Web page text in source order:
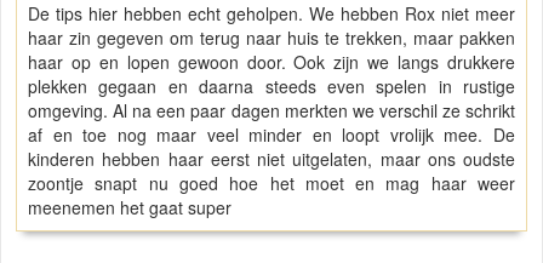
De tips hier hebben echt geholpen. We hebben Rox niet meer
haar zin gegeven om terug naar huis te trekken, maar pakken
haar op en lopen gewoon door. Ook zijn we langs drukkere
plekken gegaan en daarna steeds even spelen in rustige
omgeving. Al na een paar dagen merkten we verschil ze schrikt
af en toe nog maar veel minder en loopt vrolijk mee. De
kinderen hebben haar eerst niet uitgelaten, maar ons oudste
zoontje snapt nu goed hoe het moet en mag haar weer
meenemen het gaat super